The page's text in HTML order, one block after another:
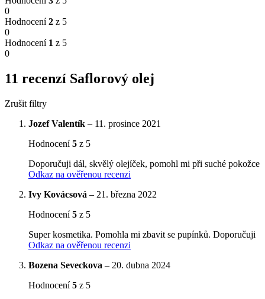
0
Hodnocení2 z 5
0
Hodnocení 1 z 5
0
11 recenzí Saflorový olej
Zrušit filtry
Jozef Valentík – 11. prosince 2021
Hodnocení5 z 5
Doporučuji dál, skvělý olejíček, pomohl mi při suché pokožce
Odkaz na ověřenou recenzi
Ivy Kovácsová – 21. března 2022
Hodnocení5 z 5
Super kosmetika. Pomohla mi zbavit se pupínků. Doporučuji
Odkaz na ověřenou recenzi
Bozena Seveckova – 20. dubna 2024
Hodnocení5 z 5